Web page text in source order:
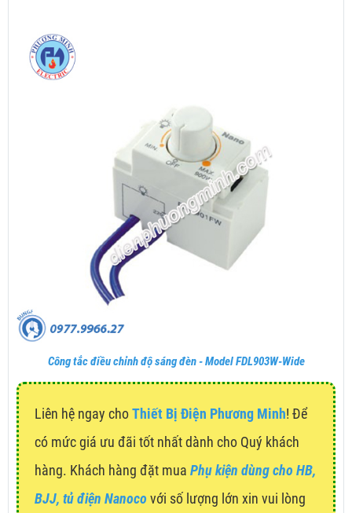
Công tắc điều chỉnh độ sáng đèn - Model FDL903W-Wide
Liên hệ ngay choThiết Bị Điện Phương Minh! Để
có mức giá ưu đãi tốt nhất dành cho Quý khách
hàng. Khách hàng đặt mua Phụ kiện dùng cho HB,
BJJ, tủ điện Nanoco với số lượng lớn xin vui lòng